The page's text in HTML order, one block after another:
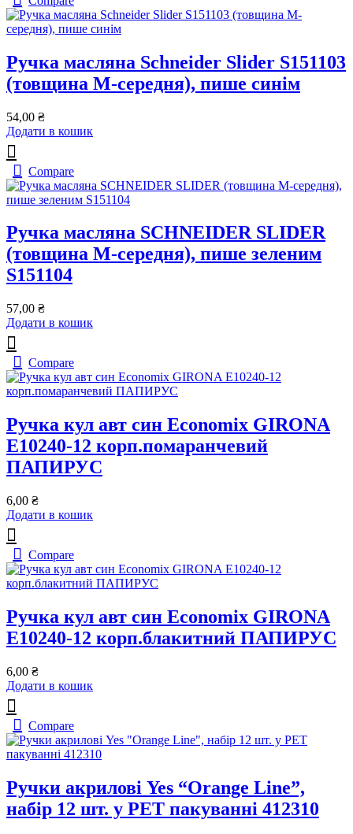
Ручка масляна Schneider Slider S151103
(товщина M-середня), пише синім
54,00 ₴
Додати в кошик
Compare
Ручка масляна SCHNEIDER SLIDER
(товщина М-середня), пише зеленим
S151104
57,00 ₴
Додати в кошик
Compare
Ручка кул авт син Economix GIRONA
Е10240-12 корп.помаранчевий
ПАПИРУС
6,00 ₴
Додати в кошик
Compare
Ручка кул авт син Economix GIRONA
Е10240-12 корп.блакитний ПАПИРУС
6,00 ₴
Додати в кошик
Compare
Ручки акрилові Yes “Orange Line”,
набір 12 шт. у PET пакуванні 412310